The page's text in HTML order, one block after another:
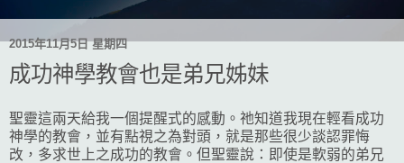
2015年11月5日 星期四
成功神學教會也是弟兄姊妹
聖靈這兩天給我一個提醒式的感動。祂知道我現在輕看成功
神學的教會，並有點視之為對頭，就是那些很少談認罪悔
改，多求世上之成功的教會。但聖靈說：即使是軟弱的弟兄